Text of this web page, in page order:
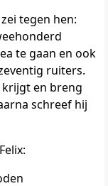
tegen hen:
te gaan en ook
ruiters.
en breng
schreef hij